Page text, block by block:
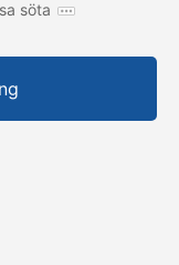
söta